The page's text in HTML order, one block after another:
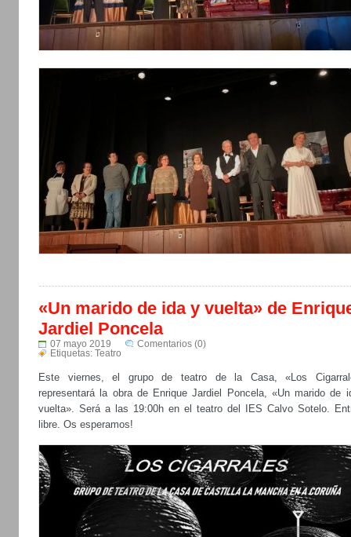
«Un marido de ida y vuelta» de
Jardiel Poncela
07 mayo 2019
Comentarios (0)
Etiquetas: Teatro
Este viernes, el grupo de teatro de la Casa, «Los
representará la obra de Enrique Jardiel Poncela, «Un marido de
vuelta». Será a las 19:00h en el teatro del IES Calvo Sotelo.
libre. Os esperamos!